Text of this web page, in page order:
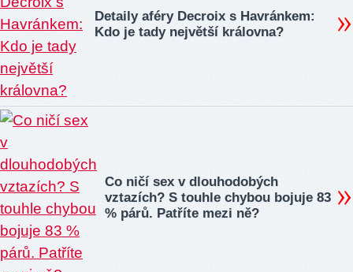
Detaily aféry Decroix s Havránkem:
Kdo je tady největší královna?
Co ničí sex v dlouhodobých
vztazích? S touhle chybou bojuje 83
% párů. Patříte mezi ně?